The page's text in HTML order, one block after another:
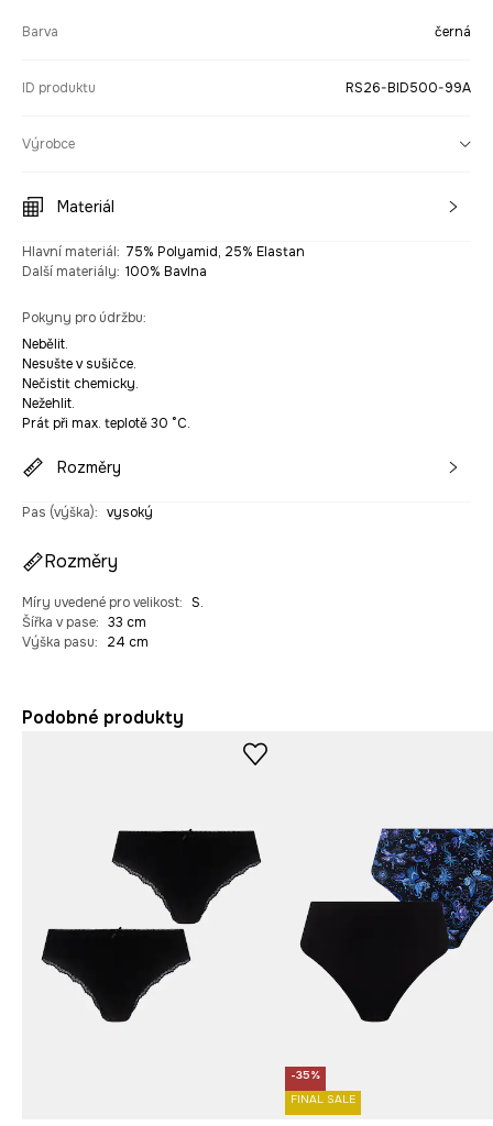
Barva černá
ID produktu RS26-BID500-99A
Výrobce
Materiál
Hlavní materiál: 75% Polyamid, 25% Elastan
Další materiály: 100% Bavlna
Pokyny pro údržbu:
Nebělit.
Nesušte v sušičce.
Nečistit chemicky.
Nežehlit.
Prát při max. teplotě 30 °C.
Rozměry
Pas (výška): vysoký
Rozměry
Míry uvedené pro velikost: S.
Šířka v pase: 33 cm
Výška pasu: 24 cm
Podobné produkty
-35%
FINAL SALE